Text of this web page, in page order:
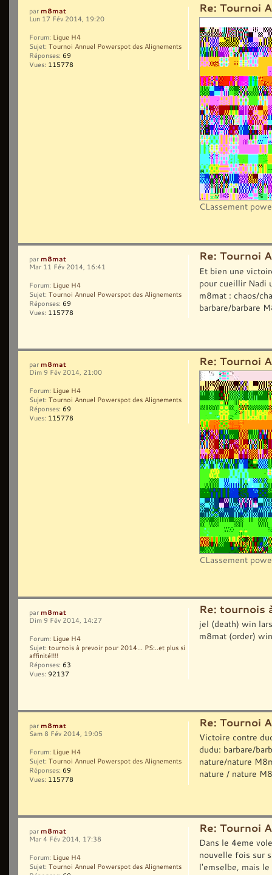
Re: Tournoi
CLassement
par m8mat
Lun 17 Fév 2014, 19:20
Forum: Ligue H4
Sujet: Tournoi Annuel Powerspot des Alignements
Réponses: 69
Vues: 115778
Re: Tournoi
Et bien une
pour cueillir Nadi
m8mat : chaos/
barbare/barbare
par m8mat
Mar 11 Fév 2014, 16:41
Forum: Ligue H4
Sujet: Tournoi Annuel Powerspot des Alignements
Réponses: 69
Vues: 115778
Re: Tournoi
CLassement
par m8mat
Dim 9 Fév 2014, 21:00
Forum: Ligue H4
Sujet: Tournoi Annuel Powerspot des Alignements
Réponses: 69
Vues: 115778
Re: tournois
jel (death) win
m8mat (order)
par m8mat
Dim 9 Fév 2014, 14:27
Forum: Ligue H4
Sujet: tournois à prevoir pour 2014... PS:..et plus si
affinité!!!!
Réponses: 63
Vues: 92137
Re: Tournoi
Victoire contre
dudu: barbare/
nature/nature
nature / nature
par m8mat
Sam 8 Fév 2014, 19:05
Forum: Ligue H4
Sujet: Tournoi Annuel Powerspot des Alignements
Réponses: 69
Vues: 115778
Re: Tournoi
Dans le 4eme
nouvelle fois sur
l'emselbe, mais
par m8mat
Mar 4 Fév 2014, 17:38
Forum: Ligue H4
Sujet: Tournoi Annuel Powerspot des Alignements